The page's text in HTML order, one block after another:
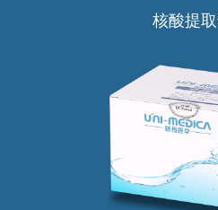
核酸提